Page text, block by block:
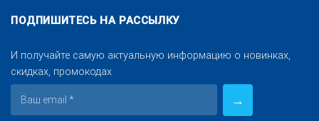
ПОДПИШИТЕСЬ НА РАССЫЛКУ
И получайте самую актуальную информацию о новинках,
скидках, промокодах